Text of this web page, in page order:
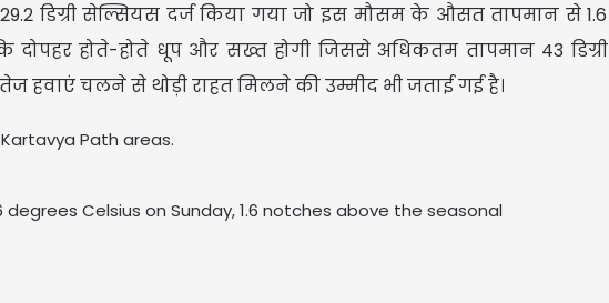
डिग्री सेल्सियस दर्ज किया गया जो इस मौसम के औसत तापमान से 1.6
दोपहर होते-होते धूप और सख्त होगी जिससे अधिकतम तापमान 43 डिग्री
चलने से थोड़ी राहत मिलने की उम्मीद भी जताई गई है।
Path areas.
Celsius on Sunday, 1.6 notches above the seasonal